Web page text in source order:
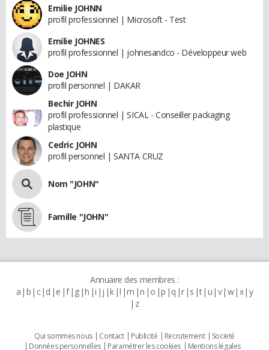
Emilie JOHNN
profil professionnel | Microsoft - Test
Emilie JOHNES
profil professionnel | johnesandco - Développeur web
Doe JOHN
profil personnel | DAKAR
Bechir JOHN
profil professionnel | SICAL - Conseiller packaging
plastique
Cedric JOHN
profil personnel | SANTA CRUZ
Nom "JOHN"
Famille "JOHN"
Annuaire des membres :
a b c d e f g h i j k l m n o p q r s t u v w x y
z
Qui sommes nous Contact Publicité Recrutement
Societé
Données personnelles
Paramétrer les cookies Mentions légales